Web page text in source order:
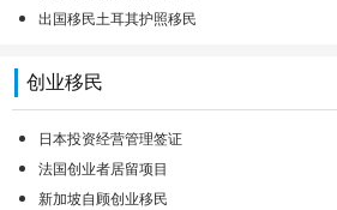
出国移民土耳其护照移民
创业移民
日本投资经营管理签证
法国创业者居留项目
新加坡自顾创业移民